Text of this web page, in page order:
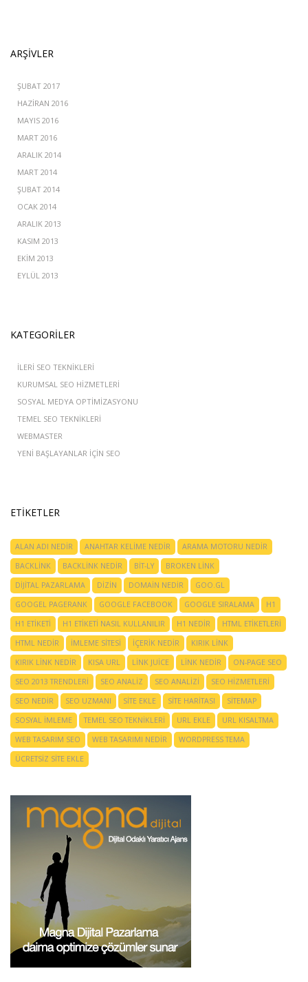
ARŞIVLER
ŞUBAT 2017
HAZIRAN 2016
MAYIS 2016
MART 2016
ARALIK 2014
MART 2014
ŞUBAT 2014
OCAK 2014
ARALIK 2013
KASIM 2013
EKIM 2013
EYLÜL 2013
KATEGORILER
İLERI SEO TEKNIKLERI
KURUMSAL SEO HIZMETLERI
SOSYAL MEDYA OPTIMIZASYONU
TEMEL SEO TEKNIKLERI
WEBMASTER
YENI BAŞLAYANLAR IÇIN SEO
ETIKETLER
ALAN ADI NEDIR ANAHTAR KELIME NEDIR
ARAMA MOTORU NEDIR
BACKLINK
BACKLINK NEDIR BIT-LY
BROKEN LINK
DIJITAL PAZARLAMA
DIZIN DOMAIN NEDIR
GOO.GL
GOOGEL PAGERANK
GOOGLE FACEBOOK GOOGLE SIRALAMA
H1
H1 ETIKETI
H1 ETIKETI NASIL KULLANILIR H1 NEDIR
HTML ETIKETLERI
HTML NEDIR
IMLEME SITESI IÇERIK NEDIR
KIRIK LINK
KIRIK LINK NEDIR
KISA URL LINK JUICE LINK NEDIR
ON-PAGE SEO
SEO 2013 TRENDLERI
SEO ANALIZ SEO ANALIZI
SEO HIZMETLERI
SEO NEDIR
SEO UZMANI SITE EKLE SITE HARITASI
SITEMAP
SOSYAL IMLEME
TEMEL SEO TEKNIKLERI URL EKLE
URL KISALTMA
WEB TASARIM SEO
WEB TASARIMI NEDIR
WORDPRESS TEMA
ÜCRETSIZ SITE EKLE